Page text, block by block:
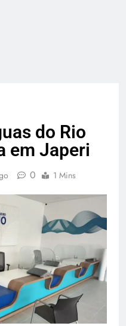
do Rio
em Japeri
0 1 Mins